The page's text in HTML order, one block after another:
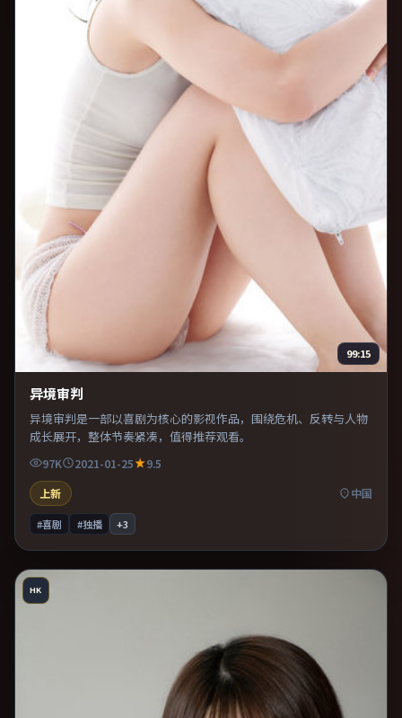
99:15
异境审判
异境审判是一部以喜剧为核心的影视作品，围绕危机、反转与人物
成长展开，整体节奏紧凑，值得推荐观看。
97K 2021-01-25
9.5
上新
中国
#喜剧 #独播 +3
HK